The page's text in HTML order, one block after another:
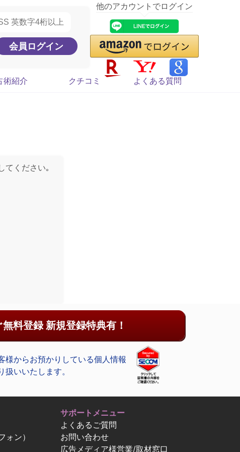
他のアカウントでログイン
術紹介 クチコミ よくある質問
てください｡
料登録 新規登録特典有！
様からお預かりしている個人情報
扱いいたします。
ォン）
サポートメニュー
よくあるご質問
お問い合わせ
広告メディア様営業/取材窓口